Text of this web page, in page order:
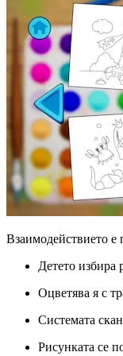
Взаимодействието е
Детето избира
Оцветява я с
Системата
Рисунката се